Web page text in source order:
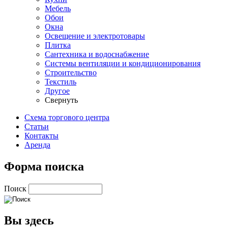
Мебель
Обои
Окна
Освещение и электротовары
Плитка
Сантехника и водоснабжение
Системы вентиляции и кондиционирования
Строительство
Текстиль
Другое
Свернуть
Схема торгового центра
Статьи
Контакты
Аренда
Форма поиска
Поиск
Вы здесь